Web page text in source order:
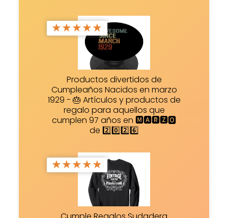
★★★★★
Productos divertidos de
Cumpleaños Nacidos en marzo
1929 - 🎂 Artículos y productos de
regalo para aquellos que
cumplen 97 años en 🅼🅰🆁🆉🅾
de 2️⃣0️⃣2️⃣6️⃣
★★★★★